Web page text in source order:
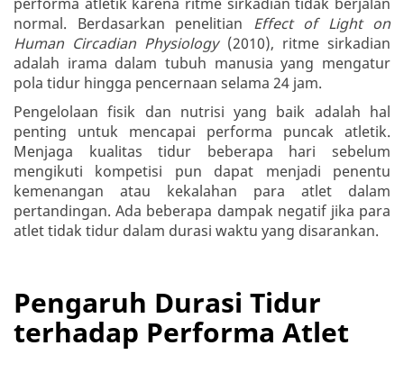
normal. Berdasarkan penelitian Effect of Light on
Human Circadian Physiology (2010), ritme sirkadian
adalah irama dalam tubuh manusia yang mengatur
pola tidur hingga pencernaan selama 24 jam.
Pengelolaan fisik dan nutrisi yang baik adalah hal
penting untuk mencapai performa puncak atletik.
Menjaga kualitas tidur beberapa hari sebelum
mengikuti kompetisi pun dapat menjadi penentu
kemenangan atau kekalahan para atlet dalam
pertandingan. Ada beberapa dampak negatif jika para
atlet tidak tidur dalam durasi waktu yang disarankan.
Pengaruh Durasi Tidur
terhadap Performa Atlet